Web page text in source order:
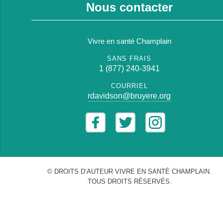
Nous contacter
Vivre en santé Champlain
SANS FRAIS
1 (877) 240-3941
COURRIEL
rdavidson@bruyere.org
© DROITS D’AUTEUR VIVRE EN SANTÉ CHAMPLAIN.
TOUS DROITS RÉSERVÉS.